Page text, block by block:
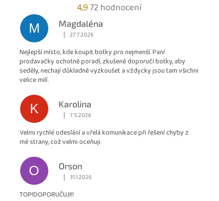
4,9Průměrné
hodnocení
obchodu
4,9
z
72 hodnocení
M
Magdaléna
Hodnocení obchodu je 5 z 5 hvězdiček.
| 27.7.2026
Nejlepší místo, kde koupit botky pro nejmenší. Paní
prodavačky ochotně poradí, zkušeně doporučí botky, aby
seděly, nechají důkladně vyzkoušet a vždycky jsou tam všichni
velice milí.
K
Karolina
Hodnocení obchodu je 5 z 5 hvězdiček.
| 7.5.2026
Velmi rychlé odeslání a vřelá komunikace při řešení chyby z
mé strany, což velmi oceňuji.
O
Orson
Hodnocení obchodu je 5 z 5 hvězdiček.
| 31.1.2026
TOP!DOPORUČUJI!!